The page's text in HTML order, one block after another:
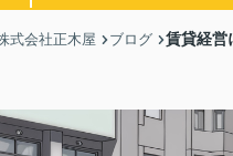
式会社正木屋 ブログ 賃貸経営